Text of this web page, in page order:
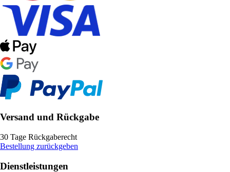
Versand und Rückgabe
30 Tage Rückgaberecht
Bestellung zurückgeben
Dienstleistungen